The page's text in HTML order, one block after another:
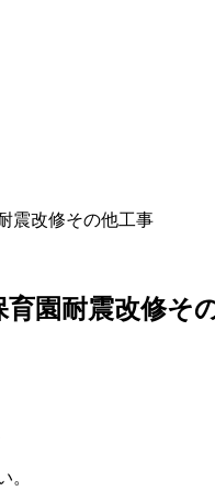
震改修その他工事
園耐震改修そ
。